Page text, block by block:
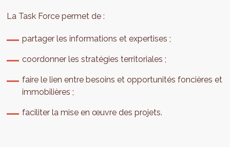
La Task Force permet de :
partager les informations et expertises ;
coordonner les stratégies territoriales ;
faire le lien entre besoins et opportunités foncières et
immobilières ;
faciliter la mise en œuvre des projets.